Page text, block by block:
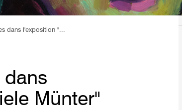
dans l'exposition "...
dans
Münter"